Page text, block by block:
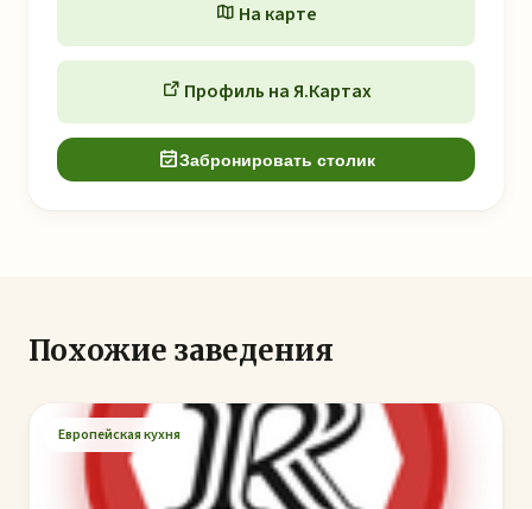
На карте
Профиль на Я.Картах
Забронировать столик
Похожие заведения
Европейская кухня